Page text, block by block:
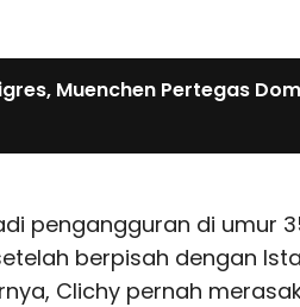
Muenchen Pertegas
pengangguran di umur
berpisah dengan
Clichy pernah